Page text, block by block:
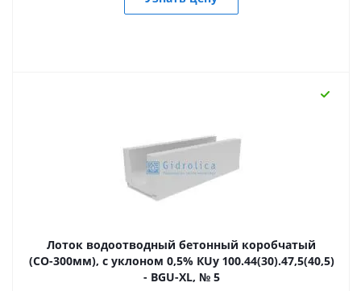
Лоток водоотводный бетонный коробчатый
(СО-300мм), с уклоном 0,5% КUу 100.44(30).47,5(40,5)
- BGU-XL, № 5